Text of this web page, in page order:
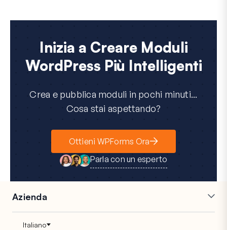
Inizia a Creare Moduli
WordPress Più Intelligenti
Crea e pubblica moduli in pochi minuti...
Cosa stai aspettando?
Ottieni WPForms Ora
Parla con un esperto
Azienda